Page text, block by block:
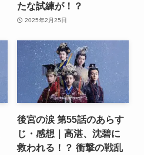
たな試練が！？
2025年2月25日
後宮の涙 第55話のあらす
じ・感想｜高湛、沈碧に
救われる！？ 衝撃の戦乱